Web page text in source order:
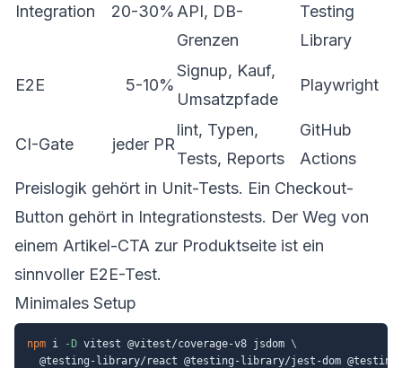
Integration 20-30% API, DB-
Grenzen
Testing
Library
E2E 5-10%
Signup, Kauf,
Umsatzpfade
Playwright
CI-Gate jeder PR
lint, Typen,
Tests, Reports
GitHub
Actions
Preislogik gehört in Unit-Tests. Ein Checkout-
Button gehört in Integrationstests. Der Weg von
einem Artikel-CTA zur Produktseite ist ein
sinnvoller E2E-Test.
Minimales Setup
npm i -D vitest @vitest/coverage-v8 jsdom \
@testing-library/react @testing-library/jest-dom